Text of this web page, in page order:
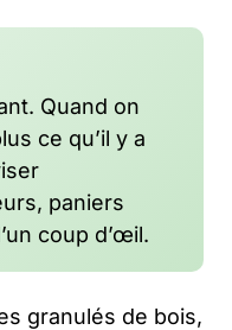
Quand on
ce qu’il y a
paniers
coup d’œil.
granulés de bois,